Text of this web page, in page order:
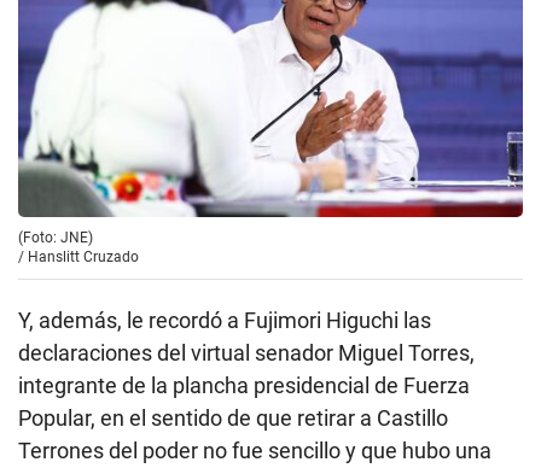
(Foto: JNE)
/ Hanslitt Cruzado
Y, además, le recordó a Fujimori Higuchi las
declaraciones del virtual senador Miguel Torres,
integrante de la plancha presidencial de Fuerza
Popular, en el sentido de que retirar a Castillo
Terrones del poder no fue sencillo y que hubo una